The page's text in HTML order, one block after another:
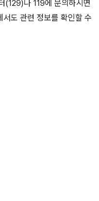
(129)나 119에 문의하시면
서도 관련 정보를 확인할 수